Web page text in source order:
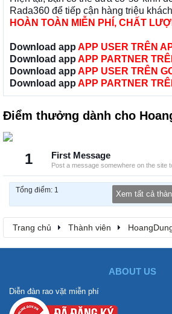
Rada360 để tiếp cận hàng triệu
HOÀN TOÀN MIỄN PHÍ, CHẤT
Download app APP USER TRÊN
Download app APP PARTNER
Download app APP USER TRÊN
Download app APP PARTNER
Điểm thưởng dành cho
1 First Message
Post a message somewhere on the site
Tổng điểm: 1 Xem tất cả
Trang chủ Thành viên
ABOUT US
Diễn đàn rao vặt miễn phí